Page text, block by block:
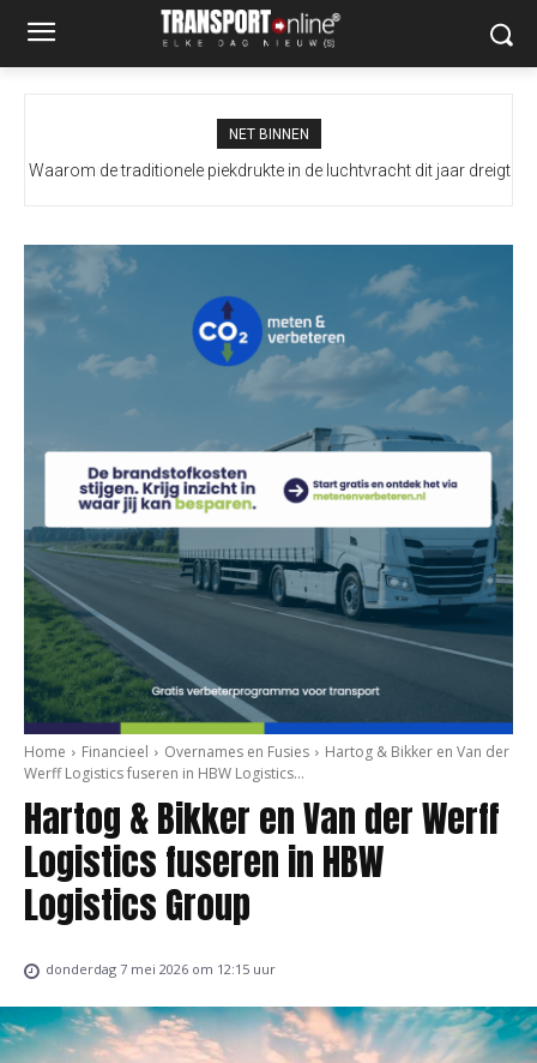
NET BINNEN
Waarom de traditionele piekdrukte in de luchtvracht dit jaar dreigt
Home Financieel Overnames en Fusies
Hartog & Bikker en Van der
Werff Logistics fuseren in HBW Logistics...
Hartog & Bikker en Van der Werff
Logistics fuseren in HBW
Logistics Group
donderdag 7 mei 2026 om 12:15 uur